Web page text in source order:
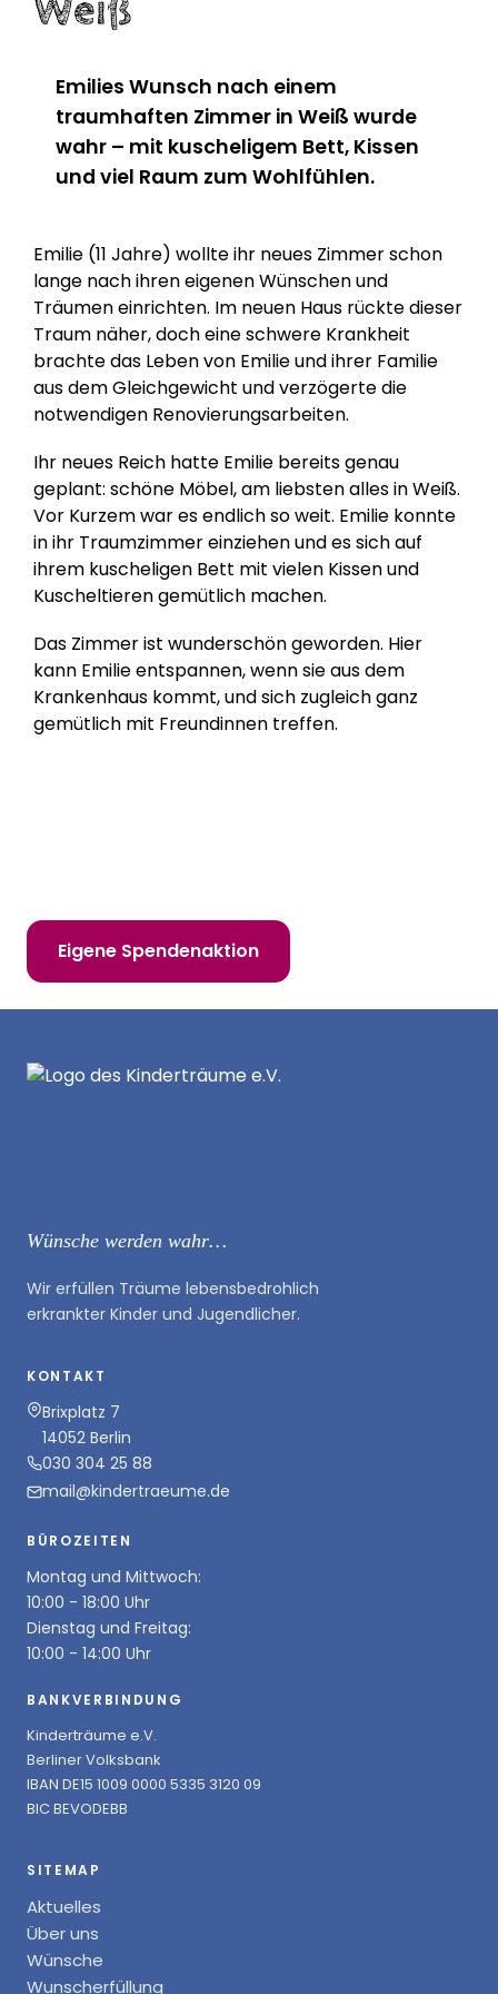
Weiß
Emilies Wunsch nach einem
traumhaften Zimmer in Weiß wurde
wahr – mit kuscheligem Bett, Kissen
und viel Raum zum Wohlfühlen.
Emilie (11 Jahre) wollte ihr neues Zimmer schon
lange nach ihren eigenen Wünschen und
Träumen einrichten. Im neuen Haus rückte dieser
Traum näher, doch eine schwere Krankheit
brachte das Leben von Emilie und ihrer Familie
aus dem Gleichgewicht und verzögerte die
notwendigen Renovierungsarbeiten.
Ihr neues Reich hatte Emilie bereits genau
geplant: schöne Möbel, am liebsten alles in Weiß.
Vor Kurzem war es endlich so weit. Emilie konnte
in ihr Traumzimmer einziehen und es sich auf
ihrem kuscheligen Bett mit vielen Kissen und
Kuscheltieren gemütlich machen.
Das Zimmer ist wunderschön geworden. Hier
kann Emilie entspannen, wenn sie aus dem
Krankenhaus kommt, und sich zugleich ganz
gemütlich mit Freundinnen treffen.
Eigene Spendenaktion
Wünsche werden wahr…
Wir erfüllen Träume lebensbedrohlich
erkrankter Kinder und Jugendlicher.
KONTAKT
Brixplatz 7
14052 Berlin
030 304 25 88
mail@kindertraeume.de
BÜROZEITEN
Montag und Mittwoch:
10:00 - 18:00 Uhr
Dienstag und Freitag:
10:00 - 14:00 Uhr
BANKVERBINDUNG
Kinderträume e.V.
Berliner Volksbank
IBAN DE15 1009 0000 5335 3120 09
BIC BEVODEBB
SITEMAP
Aktuelles
Über uns
Wünsche
Wunscherfüllung